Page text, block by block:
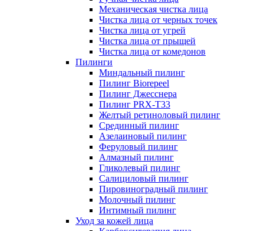
Механическая чистка лица
Чистка лица от черных точек
Чистка лица от угрей
Чистка лица от прыщей
Чистка лица от комедонов
Пилинги
Миндальный пилинг
Пилинг Biorepeel
Пилинг Джесснера
Пилинг PRX-T33
Желтый ретиноловый пилинг
Срединный пилинг
Азелаиновый пилинг
Феруловый пилинг
Алмазный пилинг
Гликолевый пилинг
Салициловый пилинг
Пировиноградный пилинг
Молочный пилинг
Интимный пилинг
Уход за кожей лица